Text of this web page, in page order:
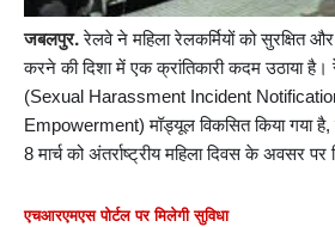
जबलपुर. रेलवे ने महिला रेलकर्मियों को सुरक्षित
करने की दिशा में एक क्रांतिकारी कदम उठाया है।
(Sexual Harassment Incident
Empowerment) मॉड्यूल विकसित किया गया
8 मार्च को अंतर्राष्ट्रीय महिला दिवस के अवसर पर
एचआरएमएस पोर्टल पर मिलेगी सुविधा